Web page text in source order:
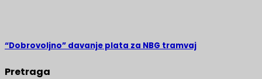
“Dobrovoljno” davanje plata za NBG tramvaj
Pretraga